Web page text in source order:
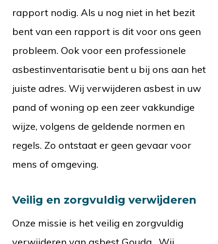
rapport nodig. Als u nog niet in het bezit
bent van een rapport is dit voor ons geen
probleem. Ook voor een professionele
asbestinventarisatie bent u bij ons aan het
juiste adres. Wij verwijderen asbest in uw
pand of woning op een zeer vakkundige
wijze, volgens de geldende normen en
regels. Zo ontstaat er geen gevaar voor
mens of omgeving.
Veilig en zorgvuldig verwijderen
Onze missie is het veilig en zorgvuldig